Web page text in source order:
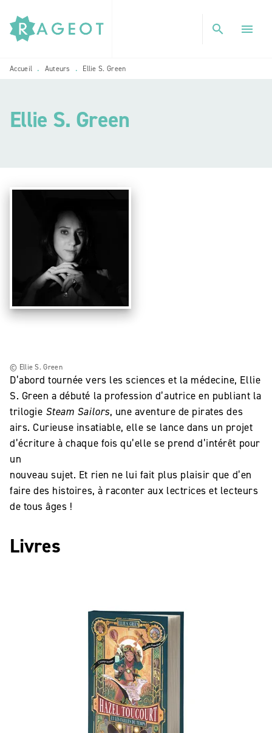
MENU RECHERCHE
PIED DE PAGE
search menu
Accueil • Auteurs • Ellie S. Green
Ellie S. Green
D’abord tournée vers les sciences et la médecine, Ellie
S. Green a débuté la profession d’autrice en publiant la
trilogie Steam Sailors, une aventure de pirates des
airs. Curieuse insatiable, elle se lance dans un projet
d’écriture à chaque fois qu’elle se prend d’intérêt pour
un
nouveau sujet. Et rien ne lui fait plus plaisir que d’en
faire des histoires, à raconter aux lectrices et lecteurs
de tous âges !
© Ellie S. Green
Livres